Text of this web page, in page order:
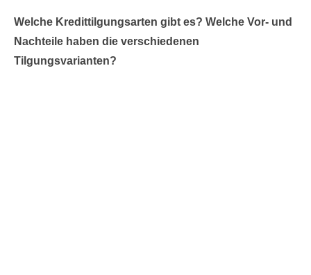
Welche Kredittilgungsarten gibt es? Welche Vor- und
Nachteile haben die verschiedenen
Tilgungsvarianten?